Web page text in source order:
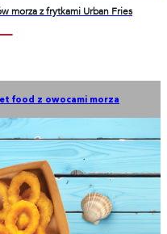
morza z frytkami Urban Fries
food z owocami morza